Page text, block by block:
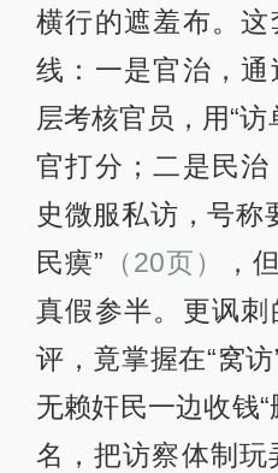
横行的遮羞布。
线：一是官治，
层考核官员，用“访
官打分；二是民
史微服私访，号称
民瘼” （20页）
，
真假参半。更讽
评，竟掌握在“窝
无赖奸民一边收钱
名，把访察体制玩